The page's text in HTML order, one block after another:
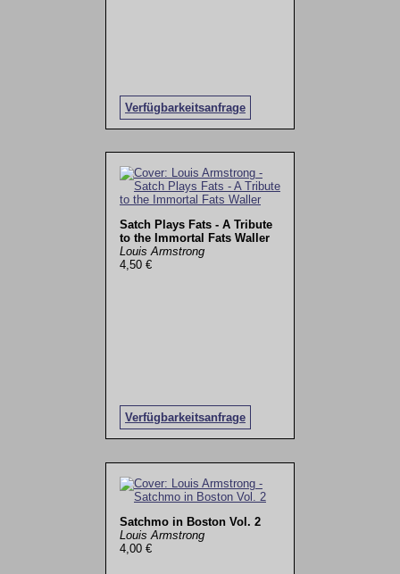
Verfügbarkeitsanfrage
Satch Plays Fats - A Tribute
to the Immortal Fats Waller
Louis Armstrong
4,50 €
Verfügbarkeitsanfrage
Satchmo in Boston Vol. 2
Louis Armstrong
4,00 €